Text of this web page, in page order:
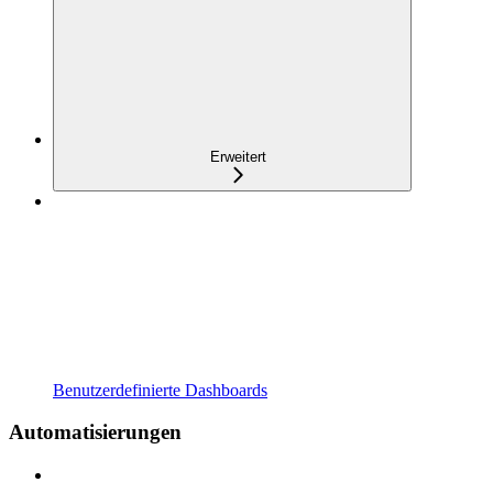
Erweitert
Benutzerdefinierte Dashboards
Automatisierungen